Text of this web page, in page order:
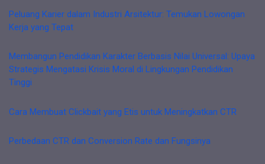
Peluang Karier dalam Industri Arsitektur: Temukan Lowongan
Kerja yang Tepat
Membangun Pendidikan Karakter Berbasis Nilai Universal: Upaya
Strategis Mengatasi Krisis Moral di Lingkungan Pendidikan
Tinggi
Cara Membuat Clickbait yang Etis untuk Meningkatkan CTR
Perbedaan CTR dan Conversion Rate dan Fungsinya